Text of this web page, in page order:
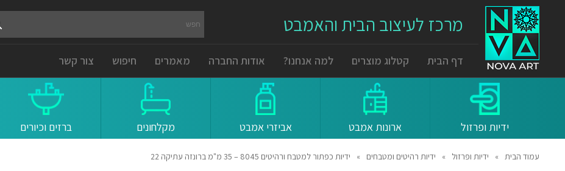
מרכז לעיצוב הבית והאמבט
דף הבית קטלוג מוצרים למה אנחנו? אודות החברה מאמרים חיפוש צור קשר
ידיות ופרזול ארונות אמבט אביזרי אמבט מקלחונים ברזים וכיורים
עמוד הבית » ידיות ופרזול » ידיות רהיטים ומטבחים » ידיות כפתור למטבח ורהיטים 8045 – 35 מ"מ ברונזה עתיקה 22